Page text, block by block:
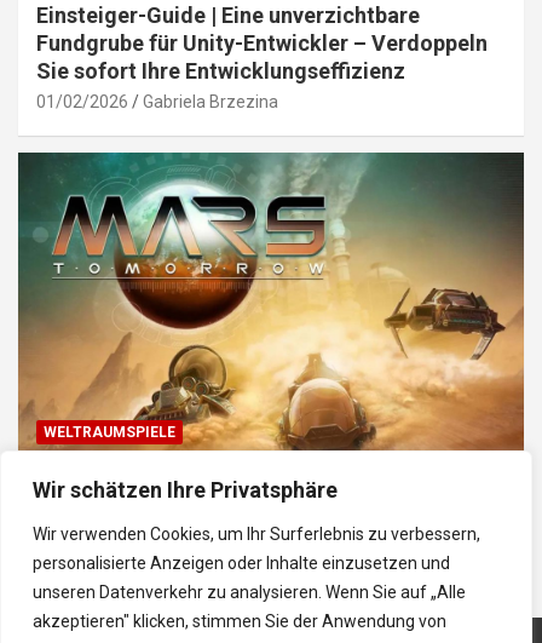
Wir schätzen Ihre Privatsphäre
Wir verwenden Cookies, um Ihr Surferlebnis zu verbessern,
personalisierte Anzeigen oder Inhalte einzusetzen und
unseren Datenverkehr zu analysieren. Wenn Sie auf „Alle
akzeptieren" klicken, stimmen Sie der Anwendung von
Einsteiger-Guide | Eine unverzichtbare
Fundgrube für Unity-Entwickler – Verdoppeln
Sie sofort Ihre Entwicklungseffizienz
01/02/2026 Gabriela Brzezina
WELTRAUMSPIELE
Top Weltraum-Browser-Spiele: Erkunde, baue